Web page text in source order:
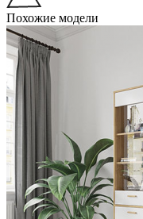
Похожие модели